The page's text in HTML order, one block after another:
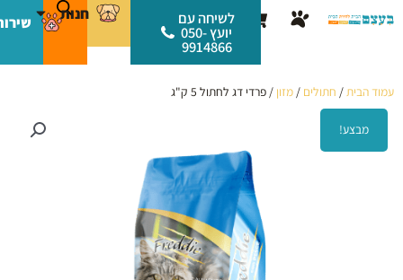
לתוכן
עגלת
קניות
לשיחה עם
יועץ 050-
9914866
חנות
עמוד הבית/ חתולים / מזון / פרדי דג לחתול 5 ק"ג
מבצע!